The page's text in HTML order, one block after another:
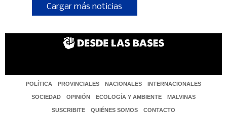
Cargar más noticias
POLÍTICA PROVINCIALES NACIONALES INTERNACIONALES
SOCIEDAD OPINIÓN ECOLOGÍA Y AMBIENTE MALVINAS
SUSCRIBITE QUIÉNES SOMOS CONTACTO